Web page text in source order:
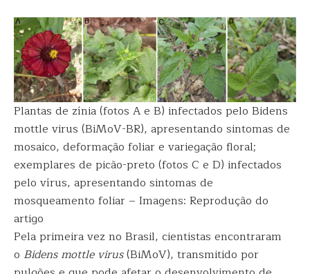
Plantas de zínia (fotos A e B) infectados pelo Bidens
mottle virus (BiMoV-BR), apresentando sintomas de
mosaico, deformação foliar e variegação floral;
exemplares de picão-preto (fotos C e D) infectados
pelo vírus, apresentando sintomas de
mosqueamento foliar – Imagens: Reprodução do
artigo
Pela primeira vez no Brasil, cientistas encontraram
o Bidens mottle virus(BiMoV), transmitido por